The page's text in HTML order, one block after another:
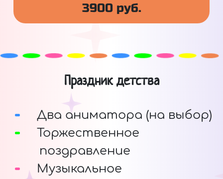
3900 руб.
Праздник детства
Два аниматора (на выбор)
Торжественное
поздравление
Музыкальное